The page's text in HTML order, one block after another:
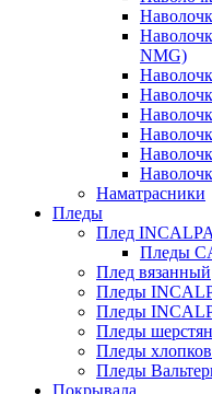
NMG)
Наматрасники
Пледы
Плед
Пледы
Плед вязанный
Пледы
Пледы
Пледы
Пледы
Пледы
Покрывала